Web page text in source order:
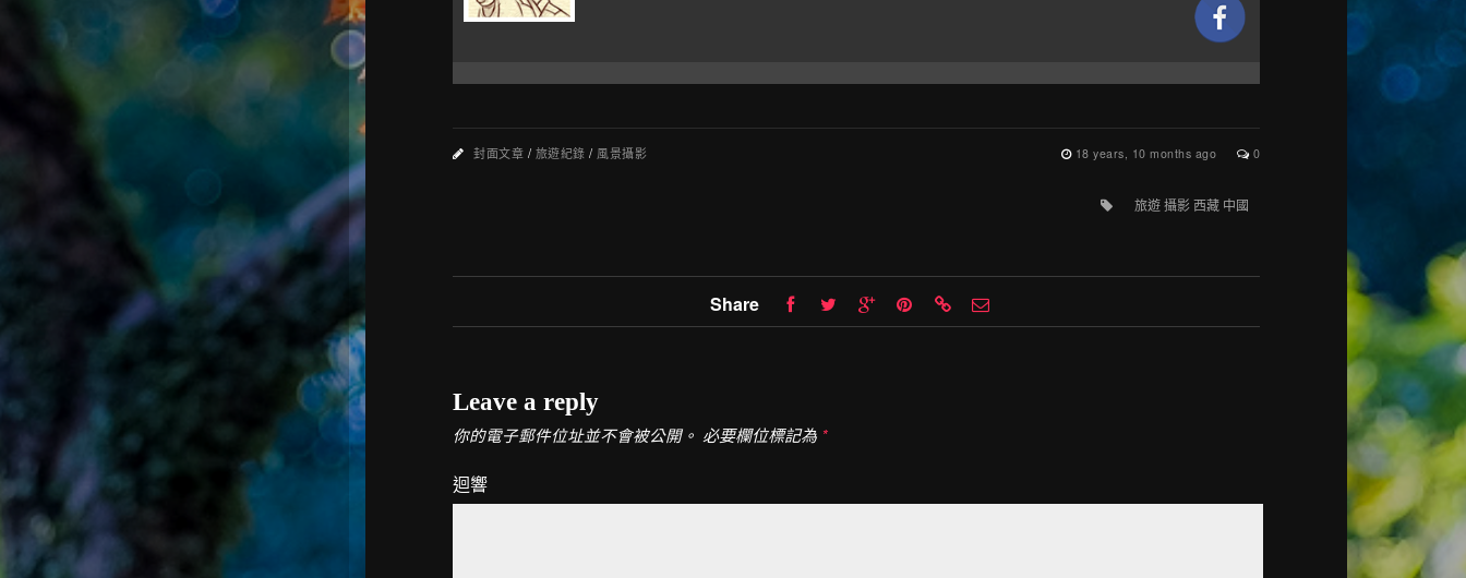
封面文章 / 旅遊紀錄 / 風景攝影 18 years, 10 months ago 0
旅遊 攝影 西藏 中國
Share
Leave a reply
你的電子郵件位址並不會被公開。 必要欄位標記為 *
迴響